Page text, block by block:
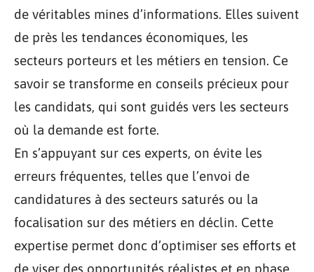
de véritables mines d’informations. Elles suivent
de près les tendances économiques, les
secteurs porteurs et les métiers en tension. Ce
savoir se transforme en conseils précieux pour
les candidats, qui sont guidés vers les secteurs
où la demande est forte.
En s’appuyant sur ces experts, on évite les
erreurs fréquentes, telles que l’envoi de
candidatures à des secteurs saturés ou la
focalisation sur des métiers en déclin. Cette
expertise permet donc d’optimiser ses efforts et
de viser des opportunités réalistes et en phase